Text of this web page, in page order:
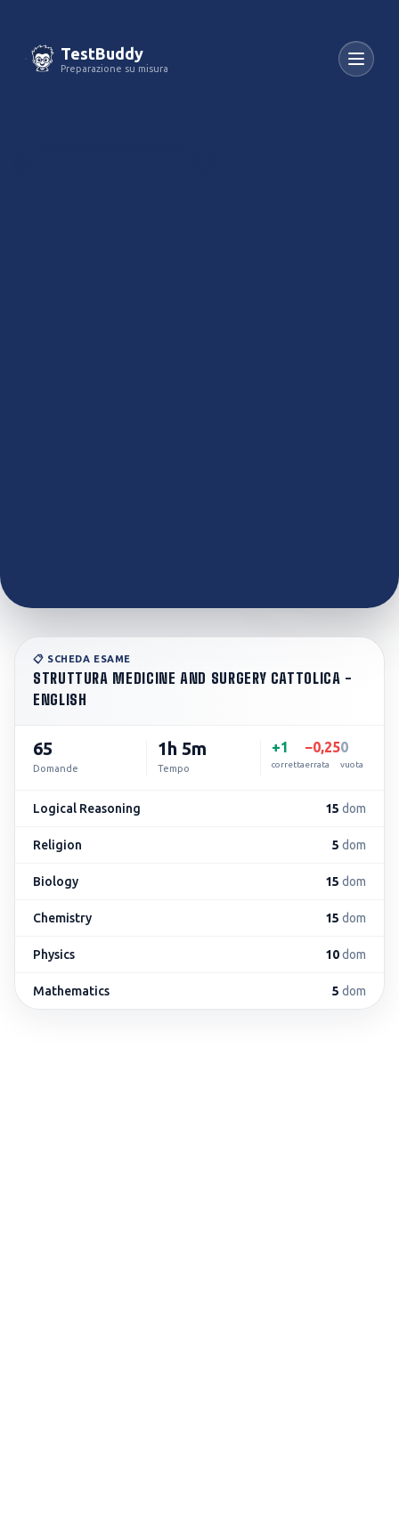
TestBuddy
Preparazione su misura
📋 SCHEDA ESAME
STRUTTURA MEDICINE AND SURGERY CATTOLICA -
ENGLISH
65
Domande
1h 5m
Tempo
+1
corretta
−0,25
errata
0
vuota
Logical Reasoning 15 dom
Religion 5 dom
Biology 15 dom
Chemistry 15 dom
Physics 10dom
Mathematics 5 dom